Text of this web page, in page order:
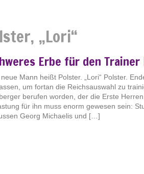
„Lori“
Erbe für den
Mann heißt Polster. „Lori“ Polster.
um fortan die Reichsauswahl zu
berufen worden, der die Erste
für ihn muss enorm gewesen sein:
Georg Michaelis und […]